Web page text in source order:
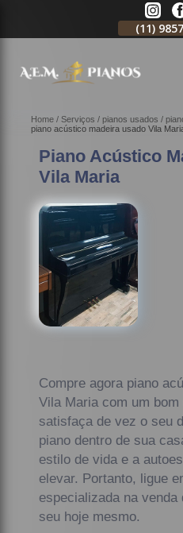
(11)
Home Serviços pianos usados
piano acústico madeira usado Vila
Piano Acústico
Vila Maria
Compre agora piano
Vila Maria com um
satisfaça de vez o seu
piano dentro de sua
estilo de vida e a
elevar. Portanto, ligue
especializada na
seu hoje mesmo.